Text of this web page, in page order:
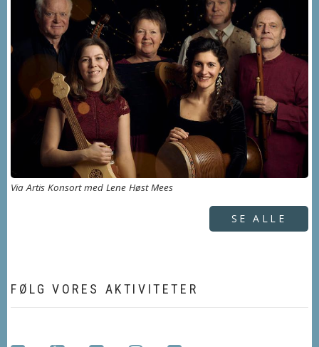
Via Artis Konsort med Lene Høst Mees
SE ALLE
FØLG VORES AKTIVITETER